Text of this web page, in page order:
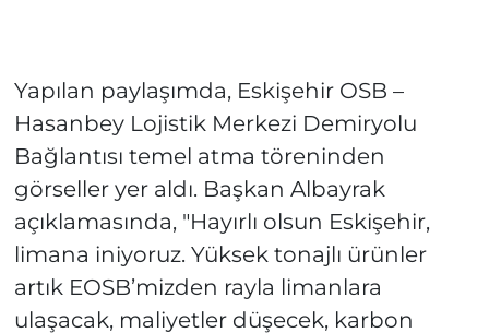
Yapılan paylaşımda, Eskişehir OSB –
Hasanbey Lojistik Merkezi Demiryolu
Bağlantısı temel atma töreninden
görseller yer aldı. Başkan Albayrak
açıklamasında, "Hayırlı olsun Eskişehir,
limana iniyoruz. Yüksek tonajlı ürünler
artık EOSB’mizden rayla limanlara
ulaşacak, maliyetler düşecek, karbon